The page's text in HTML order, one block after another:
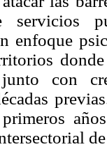
servicios
enfoque
con